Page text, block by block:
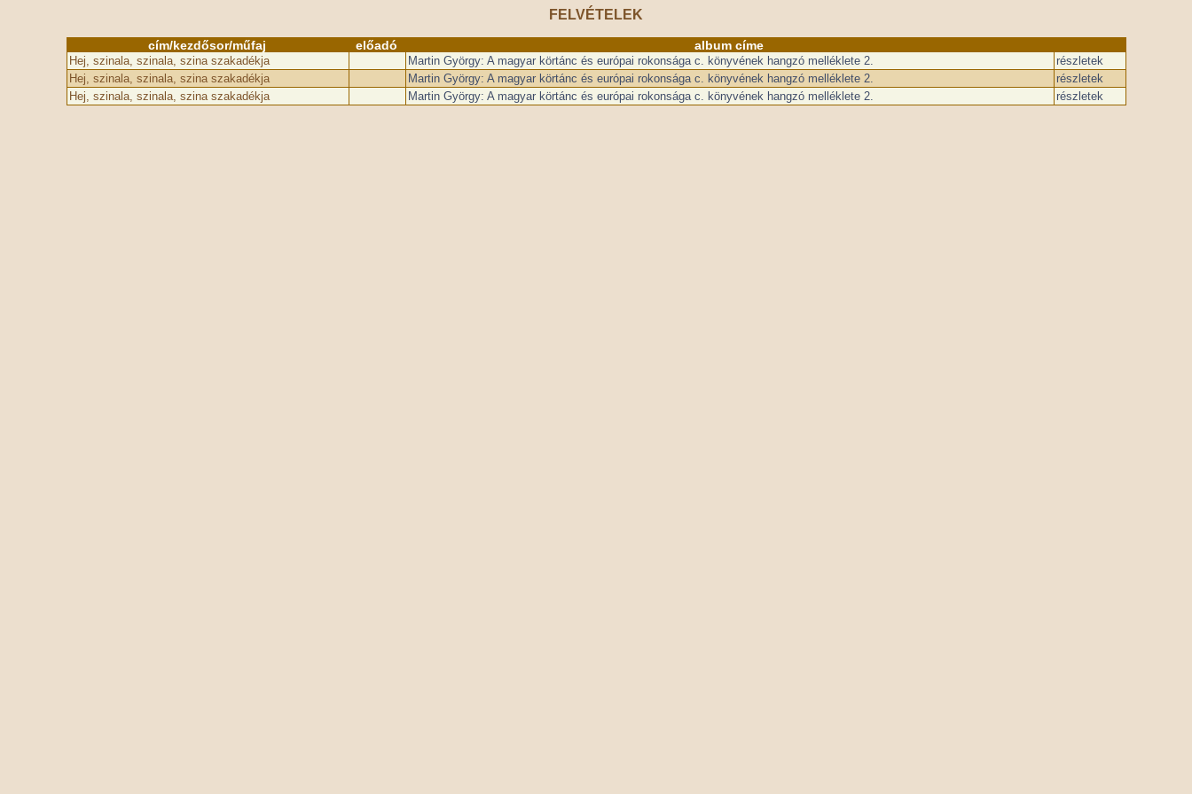
FELVÉTELEK
cím/kezdősor/műfaj előadó album címe
Hej, szinala, szinala, szina szakadékja Martin György: A magyar körtánc és európai rokonsága c. könyvének hangzó melléklete 2.
részletek
Hej, szinala, szinala, szina szakadékja
Martin György: A magyar körtánc és európai rokonsága c. könyvének hangzó melléklete 2.
részletek
Hej, szinala, szinala, szina szakadékja
Martin György: A magyar körtánc és európai rokonsága c. könyvének hangzó melléklete 2. részletek